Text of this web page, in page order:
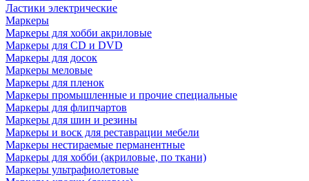
Ластики электрические
Маркеры
Маркеры для хобби акриловые
Маркеры для CD и DVD
Маркеры для досок
Маркеры меловые
Маркеры для пленок
Маркеры промышленные и прочие специальные
Маркеры для флипчартов
Маркеры для шин и резины
Маркеры и воск для реставрации мебели
Маркеры нестираемые перманентные
Маркеры для хобби (акриловые, по ткани)
Маркеры ультрафиолетовые